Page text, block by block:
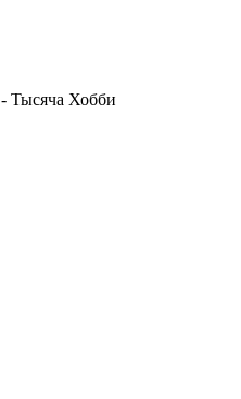
- Тысяча Хобби